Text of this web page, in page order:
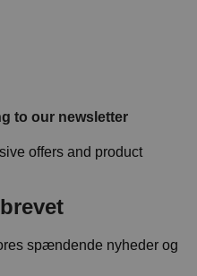
to our newsletter
offers and product
spændende nyheder og